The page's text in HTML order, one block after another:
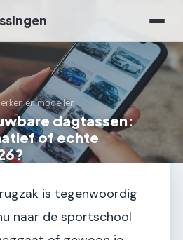
en modellen
dagtassen:
of echte
is tegenwoordig
naar de sportschool